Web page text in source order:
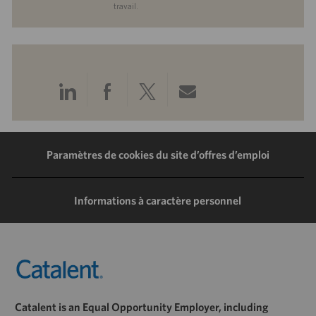
travail.
Partager
via
LinkedIn
Partager
via
Facebook
Partager
via
Twitter
Partager
via
e-
Paramètres de cookies du site d’offres d’emploi
Informations à caractère personnel
Catalent is an Equal Opportunity Employer, including